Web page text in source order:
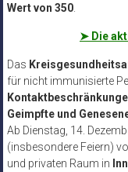
Wert von 350.
➤ Die
Das
für nicht immunisierte
Geimpfte und
Ab Dienstag, 14.
(insbesondere Feiern)
und privaten Raum in